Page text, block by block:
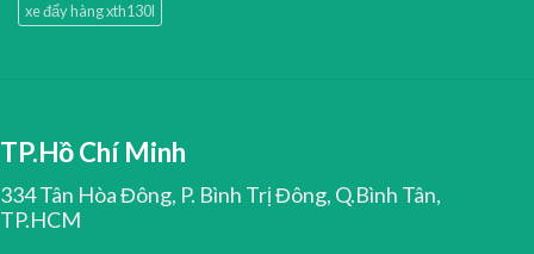
xe đẩy hàng xth130l
TP.Hồ Chí Minh
334 Tân Hòa Đông, P. Bình Trị Đông, Q.Bình Tân,
TP.HCM